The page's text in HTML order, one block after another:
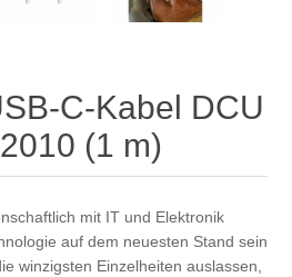
C-Kabel DCU
(1 m)
mit IT und Elektronik
auf dem neuesten Stand sein
winzigsten Einzelheiten auslassen,